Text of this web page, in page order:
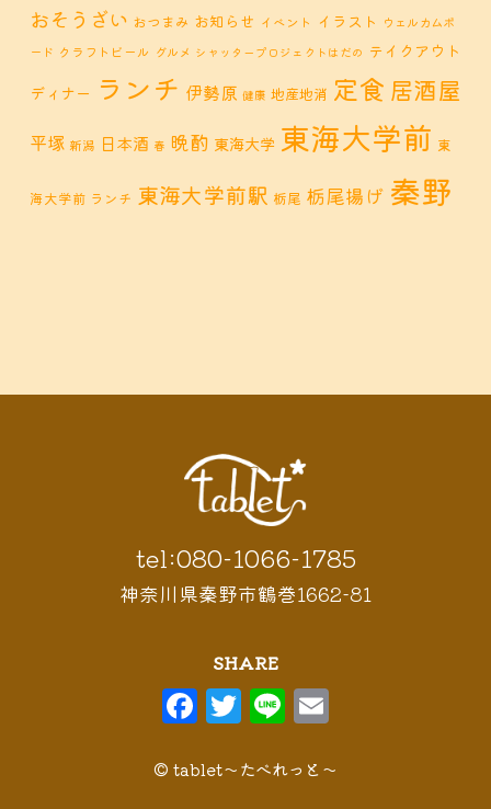
おそうざい おつまみ お知らせ イベント イラスト ウェルカムボ
ード クラフトビール グルメ シャッタープロジェクトはだの テイクアウト
ディナー ランチ 伊勢原 健康 地産地消 定食 居酒屋
平塚 新潟 日本酒 春 晩酌 東海大学 東海大学前 東
海大学前 ランチ 東海大学前駅 栃尾 栃尾揚げ 秦野
ィナー鶴巻 ランチ鶴巻 定食鶴巻温
tel:080-1066-1785
神奈川県秦野市鶴巻1662-81
SHARE
F
a
c
T
w
it
Li
n
e ai
© tablet〜たべれっと〜